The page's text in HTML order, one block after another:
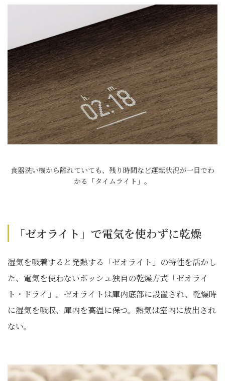
食器洗い機から離れていても、残り時間など運転状況が一目でわ
かる「タイムライト」。
「ゼオライト」で電気を使わずに乾燥
湿気を吸着すると発熱する「ゼオライト」の特性を活かし
た、電気を使わないボッシュ独自の乾燥方式「ゼオライ
ト・ドライ」。ゼオライトは庫内底部に設置され、乾燥時
に湿気を吸収、庫内を高温に保つ。熱気は室内に放出され
ない。